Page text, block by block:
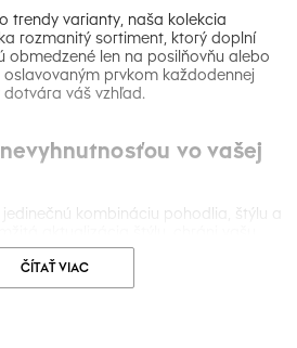
trendy varianty, naša kolekcia
rozmanitý sortiment, ktorý doplní
obmedzené len na posilňovňu alebo
oslavovaným prvkom každodennej
váš vzhľad.
vo vašej
kombináciu pohodlia, štýlu a
každému outfitu prvok ležérnosti. Či
mierite na vonkajšiu udalosť alebo len
štýl, šiltovka je vašou voľbou.
ČÍTAŤ VIAC